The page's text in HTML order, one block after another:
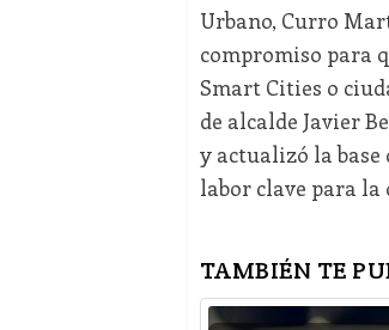
Urbano, Curro
compromiso para
Smart Cities o
de alcalde Javier
y actualizó la base
labor clave para
TAMBIÉN TE